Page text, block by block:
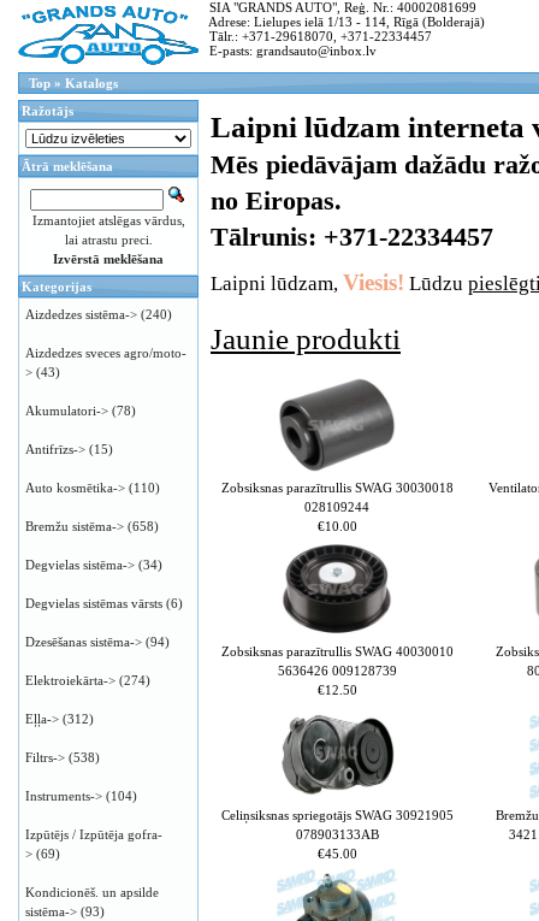
SIA "GRANDS AUTO", Reģ. Nr.: 40002081699
Adrese: Lielupes ielā 1/13 - 114, Rīgā (Bolderajā)
Tālr.: +371-29618070, +371-22334457
E-pasts: grandsauto@inbox.lv
Top » Katalogs
Laipni lūdzam interneta
Mēs piedāvājam dažādu
no Eiropas.
Tālrunis: +371-22334457
Laipni lūdzam, Viesis! Lūdzu
Jaunie produkti
Zobsiksnas parazītrullis SWAG 30030018
028109244
€10.00
Zobsiksnas parazītrullis SWAG 40030010
5636426 009128739
€12.50
Celiņsiksnas spriegotājs SWAG 30921905
078903133AB
€45.00
Ražotājs
Ātrā meklēšana
Izmantojiet atslēgas vārdus,
lai atrastu preci.
Izvērstā meklēšana
Kategorijas
Aizdedzes sistēma-> (240)
Aizdedzes sveces agro/moto-
> (43)
Akumulatori-> (78)
Antifrīzs-> (15)
Auto kosmētika-> (110)
Bremžu sistēma-> (658)
Degvielas sistēma-> (34)
Degvielas sistēmas vārsts (6)
Dzesēšanas sistēma-> (94)
Elektroiekārta-> (274)
Eļļa-> (312)
Filtrs-> (538)
Instruments-> (104)
Izpūtējs / Izpūtēja gofra-
> (69)
Kondicionēš. un apsilde
sistēma-> (93)